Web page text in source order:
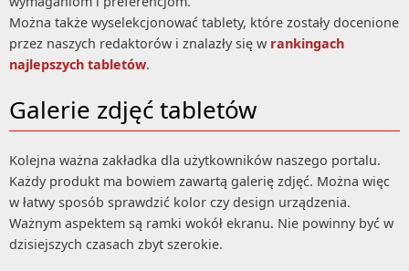
Można także wyselekcjonować tablety, które zostały docenione
przez naszych redaktorów i znalazły się w rankingach
najlepszych tabletów.
Galerie zdjęć tabletów
Kolejna ważna zakładka dla użytkowników naszego portalu.
Każdy produkt ma bowiem zawartą galerię zdjęć. Można więc
w łatwy sposób sprawdzić kolor czy design urządzenia.
Ważnym aspektem są ramki wokół ekranu. Nie powinny być w
dzisiejszych czasach zbyt szerokie.